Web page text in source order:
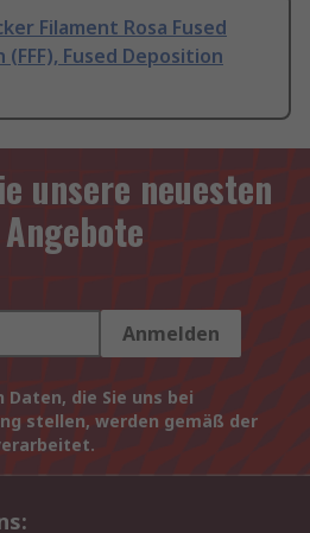
Filament Rosa Fused
Fused Deposition
unsere neuesten
Anmelden
Daten, die Sie uns bei
stellen, werden gemäß der